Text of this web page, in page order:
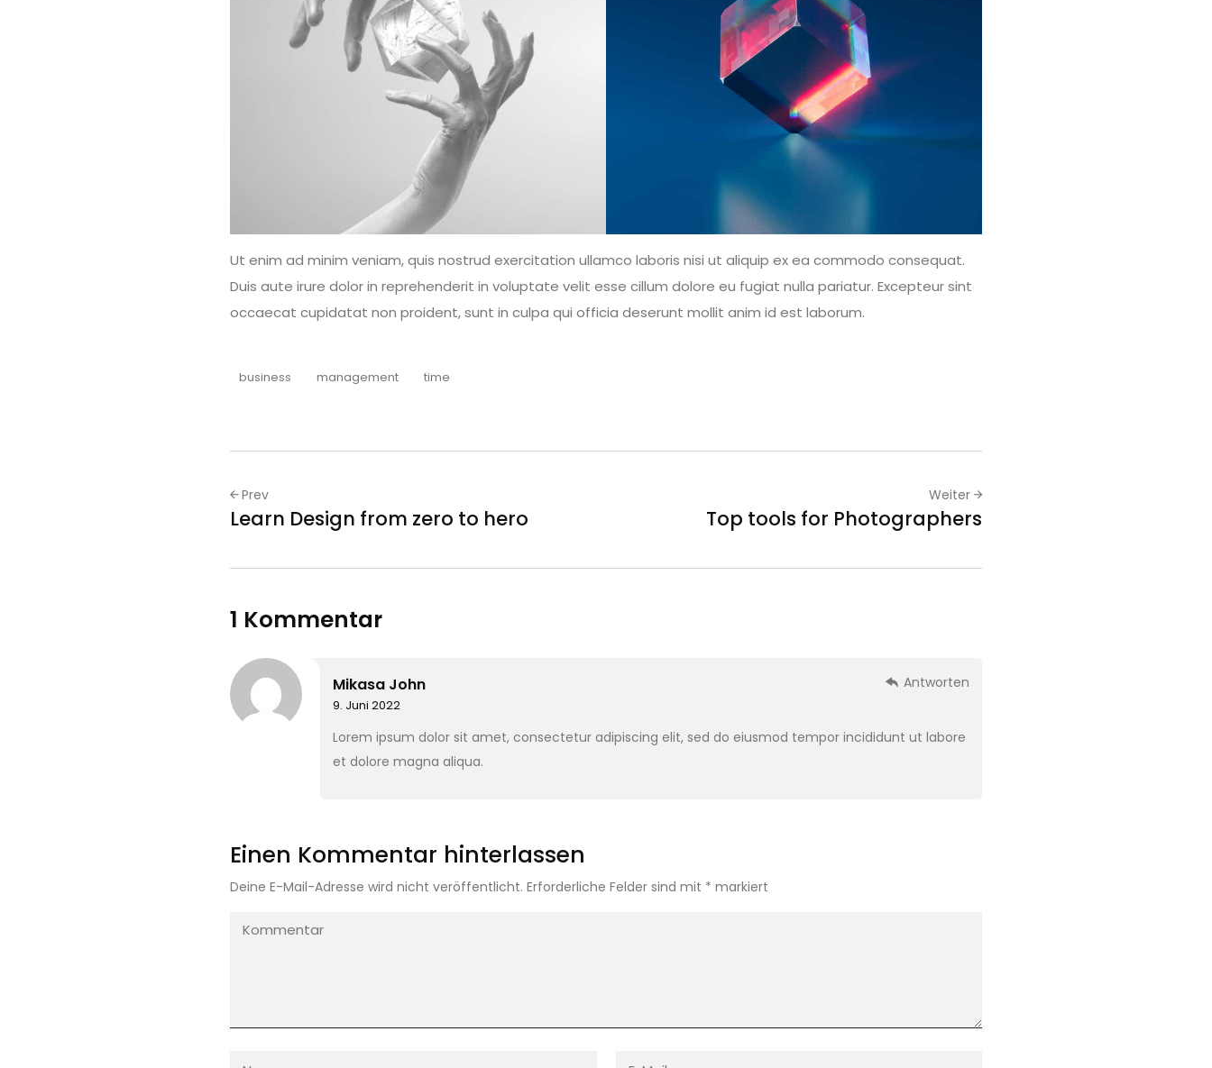
Ut enim ad minim veniam, quis nostrud exercitation ullamco laboris nisi ut aliquip ex ea commodo consequat.
Duis aute irure dolor in reprehenderit in voluptate velit esse cillum dolore eu fugiat nulla pariatur. Excepteur sint
occaecat cupidatat non proident, sunt in culpa qui officia deserunt mollit anim id est laborum.
business management time
Prev
Learn Design from zero to hero
Weiter
Top tools for Photographers
1 Kommentar
Mikasa John
9. Juni 2022
Antworten
Lorem ipsum dolor sit amet, consectetur adipiscing elit, sed do eiusmod tempor incididunt ut labore
et dolore magna aliqua.
Einen Kommentar hinterlassen
Deine E-Mail-Adresse wird nicht veröffentlicht. Erforderliche Felder sind mit * markiert